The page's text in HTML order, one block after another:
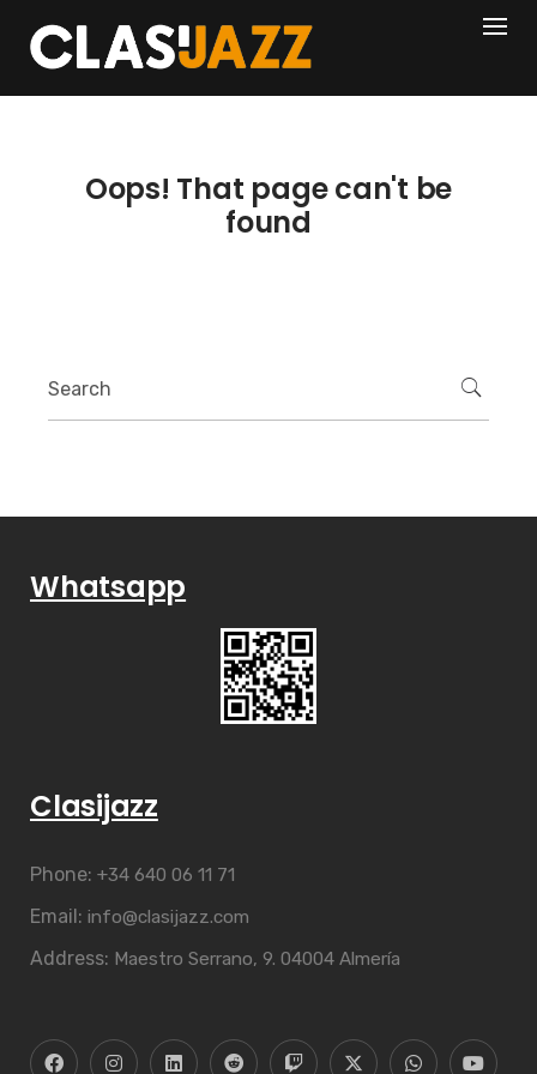
content
404
Oops! That page can't be
found
Whatsapp
Clasijazz
Phone: +34 640 06 11 71
Email: info@clasijazz.com
Address: Maestro Serrano, 9. 04004 Almería